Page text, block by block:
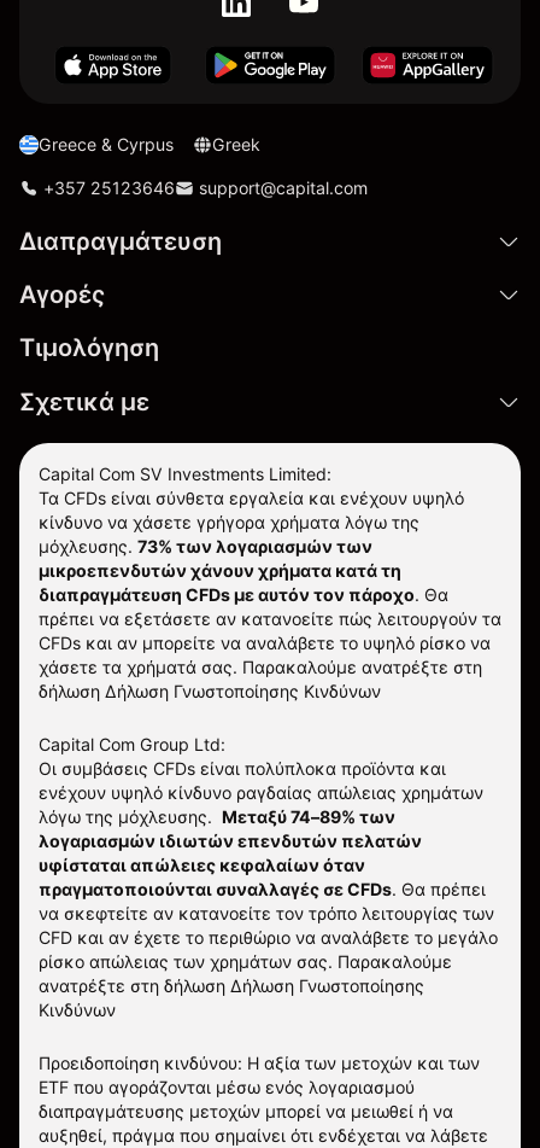
Greece & Cyrpus Greek
+357 25123646 support@capital.com
Διαπραγμάτευση
Αγορές
Τιμολόγηση
Σχετικά με
Capital Com SV Investments Limited:
Τα CFDs είναι σύνθετα εργαλεία και ενέχουν υψηλό
κίνδυνο να χάσετε γρήγορα χρήματα λόγω της
μόχλευσης. 73% των λογαριασμών των
μικροεπενδυτών χάνουν χρήματα κατά τη
διαπραγμάτευση CFDs με αυτόν τον πάροχο. Θα
πρέπει να εξετάσετε αν κατανοείτε πώς λειτουργούν τα
CFDs και αν μπορείτε να αναλάβετε το υψηλό ρίσκο να
χάσετε τα χρήματά σας. Παρακαλούμε ανατρέξτε στη
δήλωση Δήλωση Γνωστοποίησης Κινδύνων
Capital Com Group Ltd:
Οι συμβάσεις CFDs είναι πολύπλοκα προϊόντα και
ενέχουν υψηλό κίνδυνο ραγδαίας απώλειας χρημάτων
λόγω της μόχλευσης. Μεταξύ 74–89% των
λογαριασμών ιδιωτών επενδυτών πελατών
υφίσταται απώλειες κεφαλαίων όταν
πραγματοποιούνται συναλλαγές σε CFDs. Θα πρέπει
να σκεφτείτε αν κατανοείτε τον τρόπο λειτουργίας των
CFD και αν έχετε το περιθώριο να αναλάβετε το μεγάλο
ρίσκο απώλειας των χρημάτων σας. Παρακαλούμε
ανατρέξτε στη δήλωση Δήλωση Γνωστοποίησης
Κινδύνων
Προειδοποίηση κινδύνου: Η αξία των μετοχών και των
ETF που αγοράζονται μέσω ενός λογαριασμού
διαπραγμάτευσης μετοχών μπορεί να μειωθεί ή να
αυξηθεί, πράγμα που σημαίνει ότι ενδέχεται να λάβετε